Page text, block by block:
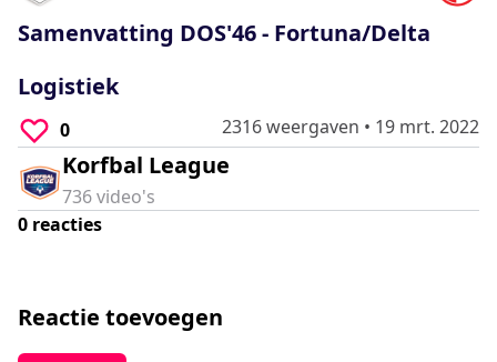
seconds
Samenvatting DOS'46 - Fortuna/Delta
Logistiek
0 2316 weergaven • 19 mrt. 2022
Korfbal League
736video's
0 reacties
Reactie toevoegen